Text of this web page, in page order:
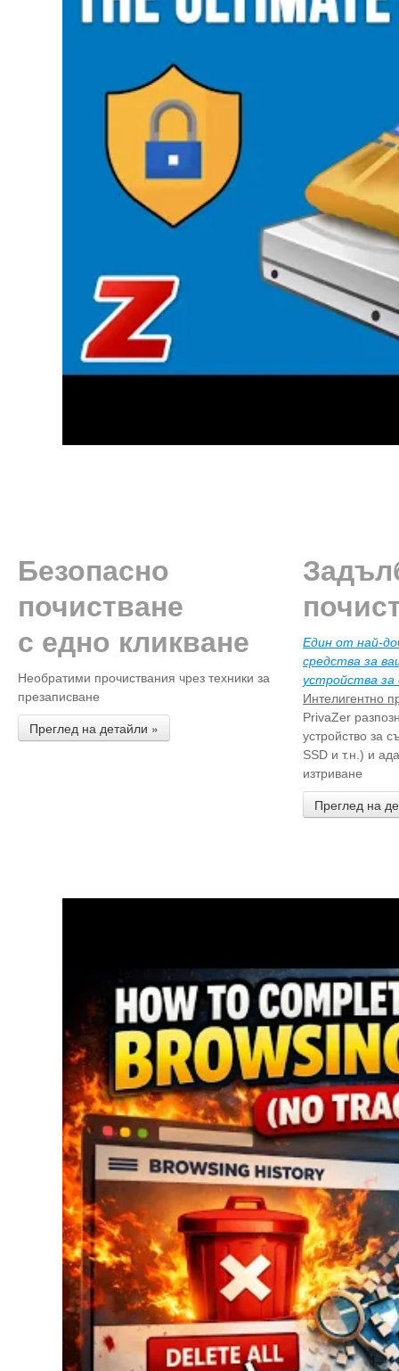
Безопасно
почистване
с едно кликване
Необратими прочиствания чрез техники за
презаписване
Преглед на детайли »
Един от най-
средства за
устройства за
Интелигентно
PrivaZer
устройство за
SSD и т.н.) и
изтриване
Преглед на